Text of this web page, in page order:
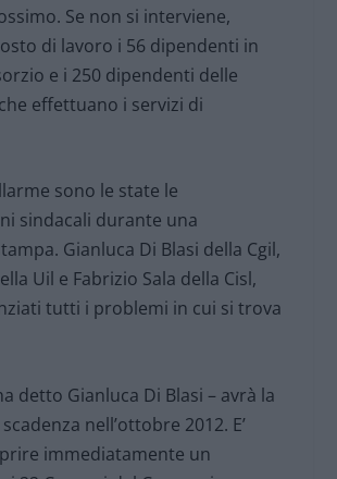
Se non si interviene,
di lavoro i 56 dipendenti in
e i 250 dipendenti delle
effettuano i servizi di
sono le state le
sindacali durante una
Gianluca Di Blasi della Cgil,
Uil e Fabrizio Sala della Cisl,
tutti i problemi in cui si trova
detto Gianluca Di Blasi – avrà la
nell’ottobre 2012. E’
immediatamente un